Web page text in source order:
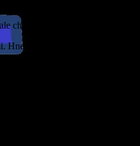
chce sa správať proaktívne.
ako sa núdzový stav
žiakov začínajú tieto